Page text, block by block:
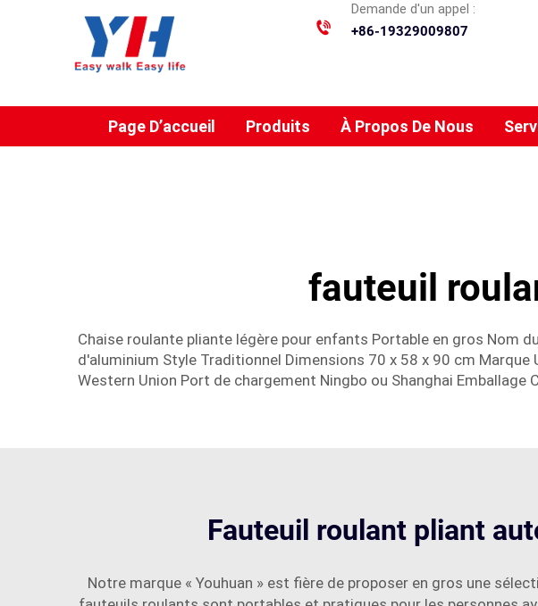
Demande d'un appel :
+86-19329009807
Page D’accueil Produits À Propos De Nous
fauteuil
Chaise roulante pliante légère pour enfants Portable en gros Nom
d'aluminium Style Traditionnel Dimensions 70 x 58 x 90 cm
Western Union Port de chargement Ningbo ou Shanghai
Fauteuil roulant pliant
Notre marque « Youhuan » est fière de proposer en gros une